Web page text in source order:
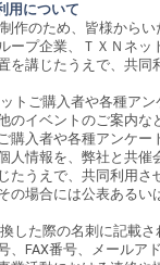
用について
作のため、皆様から
ープ企業、ＴＸＮネッ
を講じたうえで、共同
トご購入者や各種ア
のイベントのご案内な
購入者や各種アンケー
人情報を、弊社と共催
たうえで、共同利用さ
の場合には公表あるい
した際の名刺に記載
、FAX番号、メールア